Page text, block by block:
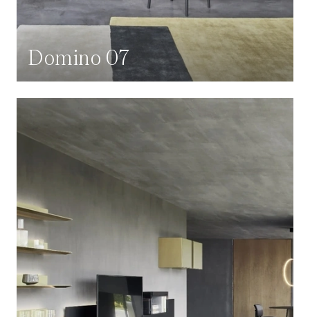
Domino 07